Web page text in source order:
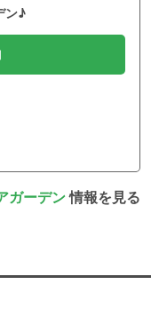
ン♪
ガーデン情報を見る